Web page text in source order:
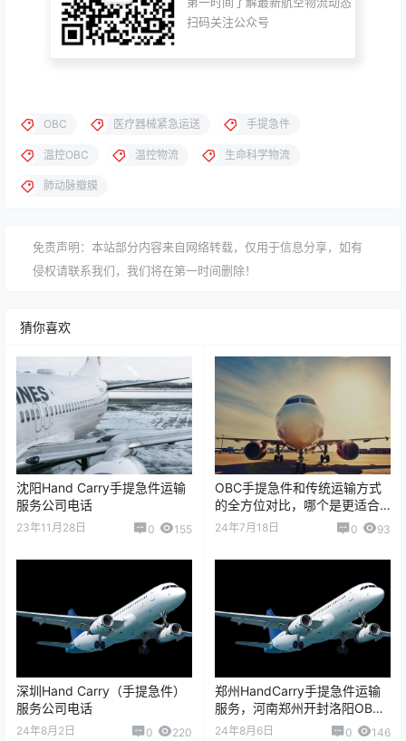
扫码关注公众号
OBC 医疗器械紧急运送 手提急件
温控OBC 温控物流 生命科学物流
肺动脉瓣膜
免责声明：本站部分内容来自网络转载，仅用于信息分享，如有
侵权请联系我们，我们将在第一时间删除！
猜你喜欢
沈阳Hand Carry手提急件运输
服务公司电话
23年11月28日 0 155
OBC手提急件和传统运输方式
的全方位对比，哪个是更适合
您的选择？
24年7月18日 0 93
深圳Hand Carry（手提急件）
服务公司电话
24年8月2日 0 220
郑州HandCarry手提急件运输
服务，河南郑州开封洛阳OBC
手提货公司
24年8月6日 0 146